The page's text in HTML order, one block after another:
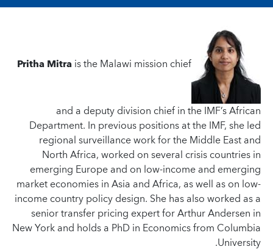
Pritha Mitrais the Malawi mission chief
and a deputy division chief in the IMF’s African
Department. In previous positions at the IMF, she led
regional surveillance work for the Middle East and
North Africa, worked on several crisis countries in
emerging Europe and on low-income and emerging
market economies in Asia and Africa, as well as on low-
income country policy design. She has also worked as a
senior transfer pricing expert for Arthur Andersen in
New York and holds a PhD in Economics from Columbia
University.